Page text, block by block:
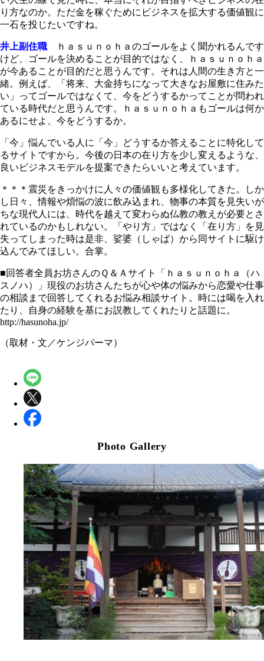
り方なのか。ただ金を稼ぐためにビジネスを拡大する価値観に
一石を投じたいですね。
井上副住職 ｈａｓｕｎｏｈａのゴールをよく聞かれるんです
けど、ゴールを決めることが目的ではなく、ｈａｓｕｎｏｈａ
が今あることが目的だと思うんです。それは人間の生き方と一
緒。例えば、「将来、大金持ちになって大きなお屋敷に住みた
い」ってゴールではなくて、今をどうするかってことが問われ
ている時代だと思うんです。ｈａｓｕｎｏｈａもゴールは何か
あるにせよ、今をどうするか。
「今」悩んでいる人に「今」どうするか答えることに特化して
るサイトですから。今後の日本の在り方を少し変えるような、
良いビジネスモデルを提案できたらいいと考えています。
＊＊＊震災をきっかけに人々の価値観も多様化してきた。しか
し日々、情報や煩悩の波に飲み込まれ、物事の本質を見失いが
ちな現代人には、時代を越えて変わらぬ仏教の教えが必要とさ
れているのかもしれない。「やり方」ではなく「在り方」を見
失ってしまった時は是非、娑婆（しゃば）から同サイトに駆け
込んでみてほしい。合掌。
■回答者全員お坊さんのＱ＆Ａサイト「ｈａｓｕｎｏｈａ（ハ
スノハ）」現役のお坊さんたちが心や体の悩みから恋愛や仕事
の相談まで回答してくれるお悩み相談サイト。時には喝を入れ
たり、自身の経験を基にお説教してくれたりと話題に。
http://hasunoha.jp/
（取材・文／ケンジパーマ）
Photo Gallery